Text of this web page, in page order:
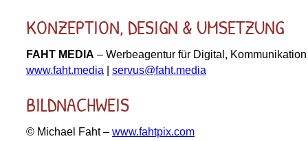
KONZEPTION, DESIGN & UMSETZUNG
FAHT MEDIA – Werbeagentur für Digital,
www.faht.media
servus@faht.media
BILDNACHWEIS
© Michael Faht – www.fahtpix.com